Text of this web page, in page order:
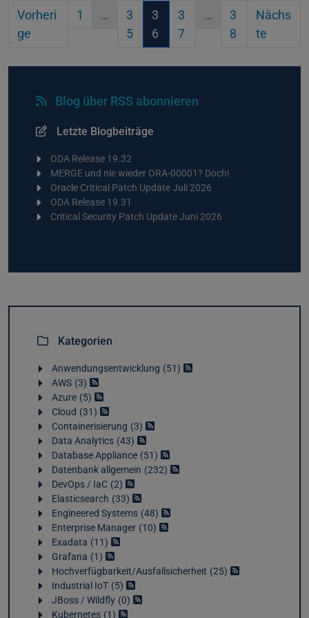
Vorheri
ge
1 …
3
5
3
6
3
7
…
3
8
Nächs
te
Blog über RSS abonnieren
Letzte Blogbeiträge
ODA Release 19.32
MERGE und nie wieder ORA-00001? Doch!
Oracle Critical Patch Update Juli 2026
ODA Release 19.31
Critical Security Patch Update Juni 2026
Kategorien
Anwendungsentwicklung 51
AWS 3
Azure 5
Cloud
31
Containerisierung 3
Data Analytics 43
Database Appliance 51
Datenbank allgemein 232
DevOps / IaC 2
Elasticsearch 33
Engineered Systems 48
Enterprise Manager 10
Exadata 11
Grafana 1
Hochverfügbarkeit/Ausfallsicherheit 25
Industrial IoT 5
JBoss / Wildfly 0
Kubernetes 1